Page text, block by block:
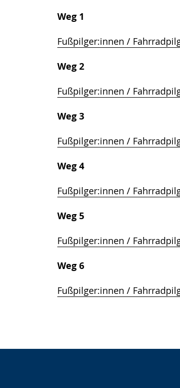
Weg 1
Fußpilger:innen /
Weg 2
Fußpilger:innen /
Weg 3
Fußpilger:innen /
Weg 4
Fußpilger:innen /
Weg 5
Fußpilger:innen /
Weg 6
Fußpilger:innen /